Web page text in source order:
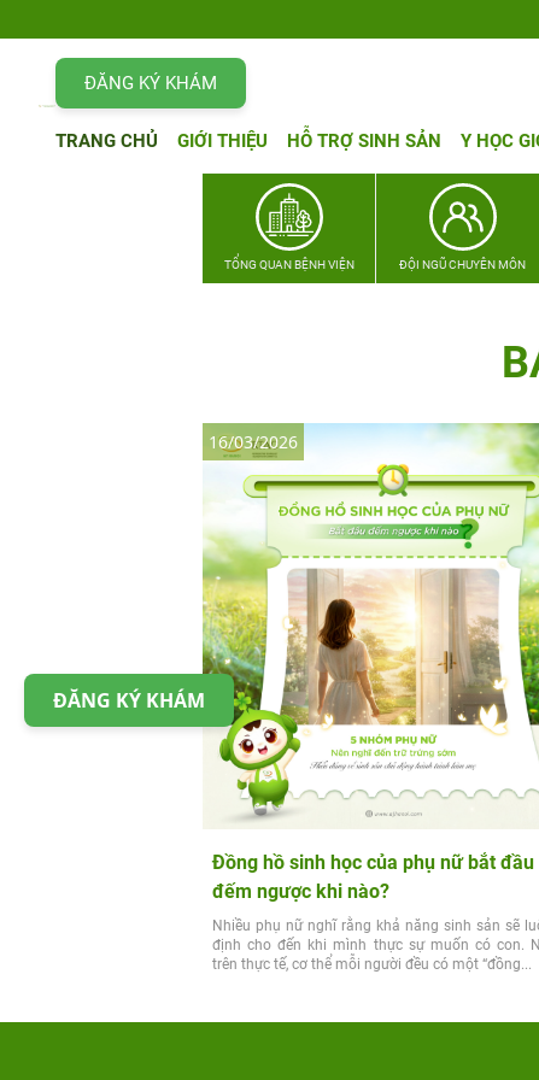
ĐĂNG KÝ KHÁM
TRANG CHỦ GIỚI THIỆU HỖ TRỢ SINH SẢN Y HỌC
TỔNG QUAN BỆNH VIỆN ĐỘI NGŨ CHUYÊN MÔN
Đồng hồ sinh học của phụ nữ bắt đầu
đếm ngược khi nào?
Nhiều phụ nữ nghĩ rằng khả năng sinh sản sẽ
định cho đến khi mình thực sự muốn có con.
trên thực tế, cơ thể mỗi người đều có một “đồng...
16/03/2026
ĐĂNG KÝ KHÁM